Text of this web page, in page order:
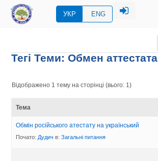
УКР ENG
Тегі Теми: Обмен аттестата
Відображено 1 тему на сторінці (вього: 1)
Тема
Обмін російського атестату на український
Почато: Дудич в:Загальні питання